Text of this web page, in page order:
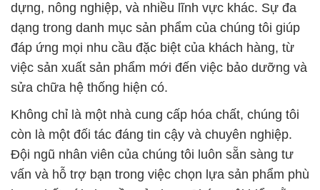
dựng, nông nghiệp, và nhiều lĩnh vực khác. Sự đa
dạng trong danh mục sản phẩm của chúng tôi giúp
đáp ứng mọi nhu cầu đặc biệt của khách hàng, từ
việc sản xuất sản phẩm mới đến việc bảo dưỡng và
sửa chữa hệ thống hiện có.
Không chỉ là một nhà cung cấp hóa chất, chúng tôi
còn là một đối tác đáng tin cậy và chuyên nghiệp.
Đội ngũ nhân viên của chúng tôi luôn sẵn sàng tư
vấn và hỗ trợ bạn trong việc chọn lựa sản phẩm phù